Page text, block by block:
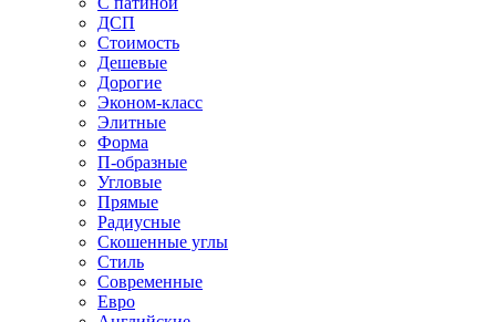
ДСП
Стоимость
Дешевые
Дорогие
Эконом-класс
Элитные
Форма
П-образные
Угловые
Прямые
Радиусные
Скошенные углы
Стиль
Современные
Евро